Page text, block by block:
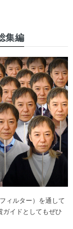
集編
ィルター）を通して
イドとしてもぜひ